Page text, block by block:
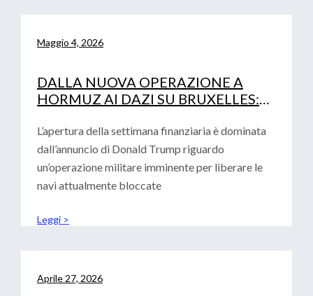
Maggio 4, 2026
DALLA NUOVA OPERAZIONE A
HORMUZ AI DAZI SU BRUXELLES:
L’apertura della settimana finanziaria è dominata
dall’annuncio di Donald Trump riguardo
un’operazione militare imminente per liberare le
navi attualmente bloccate
Leggi >
Aprile 27, 2026